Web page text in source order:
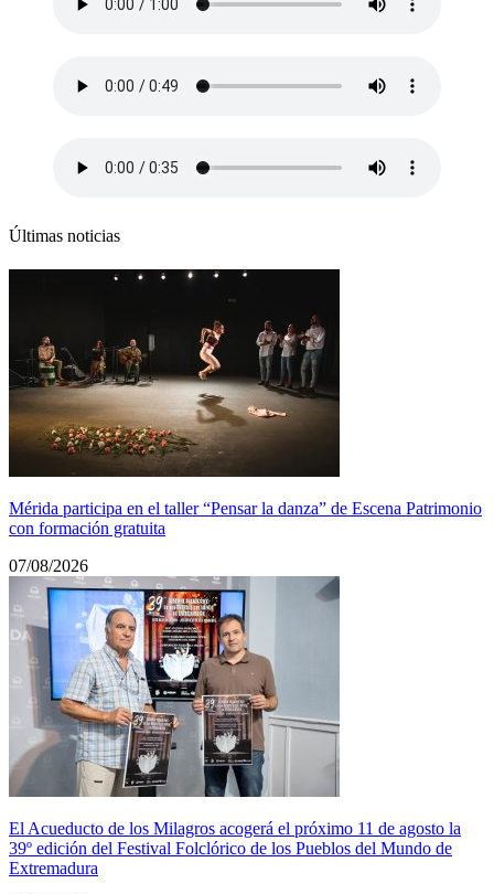
Últimas noticias
Mérida participa en el taller “Pensar la danza” de Escena Patrimonio
con formación gratuita
07/08/2026
El Acueducto de los Milagros acogerá el próximo 11 de agosto la
39º edición del Festival Folclórico de los Pueblos del Mundo de
Extremadura